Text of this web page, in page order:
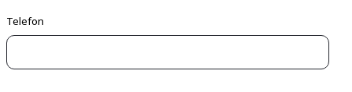
Telefon